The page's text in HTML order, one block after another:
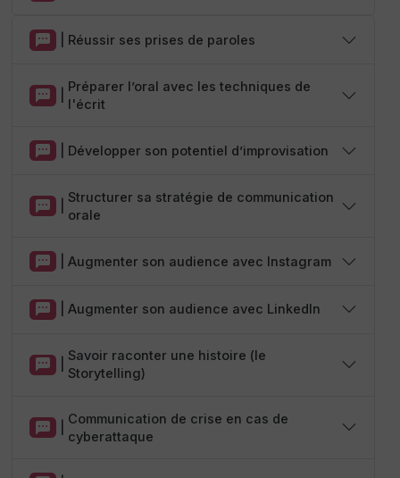
Réussir ses prises de paroles
Préparer l’oral avec les techniques de
l'écrit
Développer son potentiel d’improvisation
Structurer sa stratégie de communication
orale
Augmenter son audience avec Instagram
Augmenter son audience avec LinkedIn
Savoir raconter une histoire (le
Storytelling)
Communication de crise en cas de
cyberattaque